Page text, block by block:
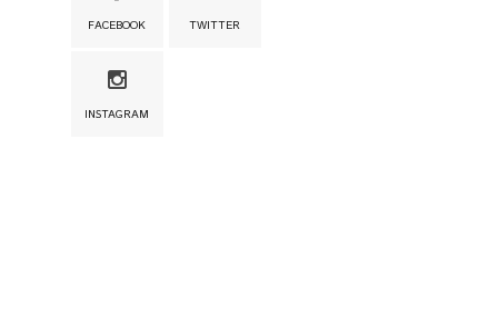
FACEBOOK TWITTER
INSTAGRAM